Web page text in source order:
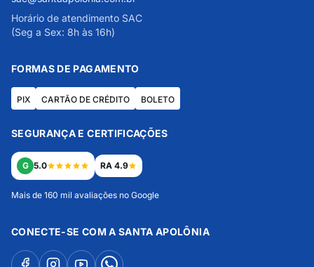
Horário de atendimento SAC
(Seg a Sex: 8h às 16h)
FORMAS DE PAGAMENTO
PIX CARTÃO DE CRÉDITO BOLETO
SEGURANÇA E CERTIFICAÇÕES
G 5.0 RA 4.9
Mais de 160 mil avaliações no Google
CONECTE-SE COM A SANTA APOLÔNIA